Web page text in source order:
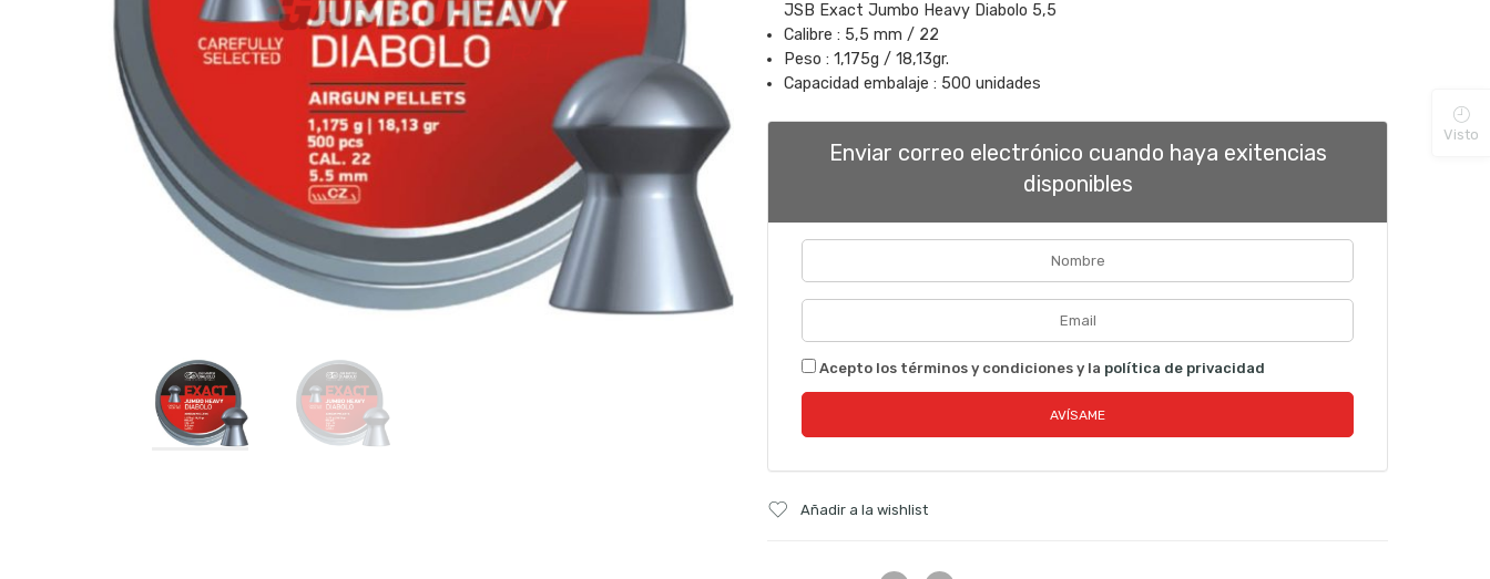
JSB Exact Jumbo Heavy Diabolo 5,5
Calibre : 5,5 mm / 22
Peso : 1,175g / 18,13gr.
Capacidad embalaje : 500 unidades
Enviar correo electrónico cuando haya exitencias
disponibles
Acepto los términos y condiciones y la política de privacidad
Añadir a la wishlist
Visto